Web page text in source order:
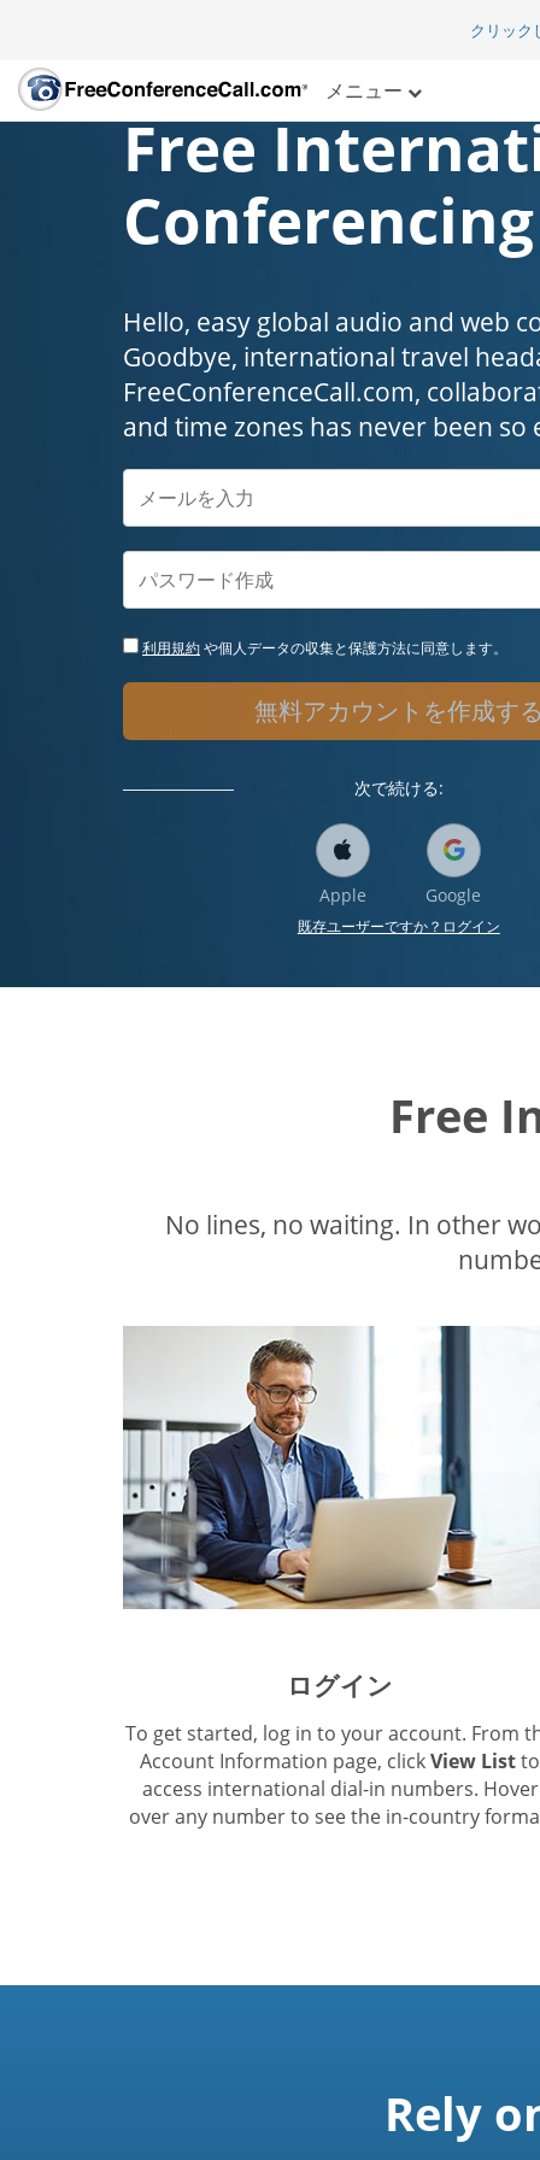
クリック
メニュー
Free
Conferencing
Hello, easy global audio and web
Goodbye, international travel
FreeConferenceCall.com,
and time zones has never been so
利用規約や個人データの収集と保護方法に同意します。
無料アカウントを作成す
次で続ける:
Apple Google
既存ユーザーですか？ログイン
Free
No lines, no waiting. In other
ログイン
To get started, log in to your account. From
Account Information page, clickView Listto
access international dial-in numbers. Hover
over any number to see the in-country
Rely